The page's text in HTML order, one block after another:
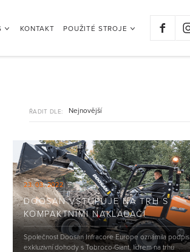
KONTAKT POUŽITÉ STROJE
ŘADIT DLE:
23. 03. 2022
DOOSAN VSTUPUJE NA TRH S
KOMPAKTNÍMI NAKLADAČI
Společnost Doosan Infracore Europe oznámila podpis
exkluzivní dohody s Tobroco-Giant, lídrem na trhu